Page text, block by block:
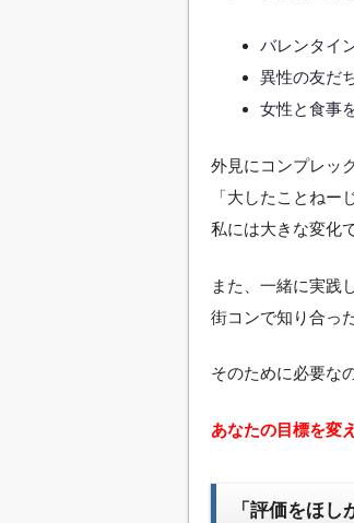
バレンタイ
異性の友だ
女性と食事
外見にコンプレッ
「大したことねー
私には大きな変化
また、一緒に実践
街コンで知り合っ
そのために必要な
あなたの目標を変
「評価をほ